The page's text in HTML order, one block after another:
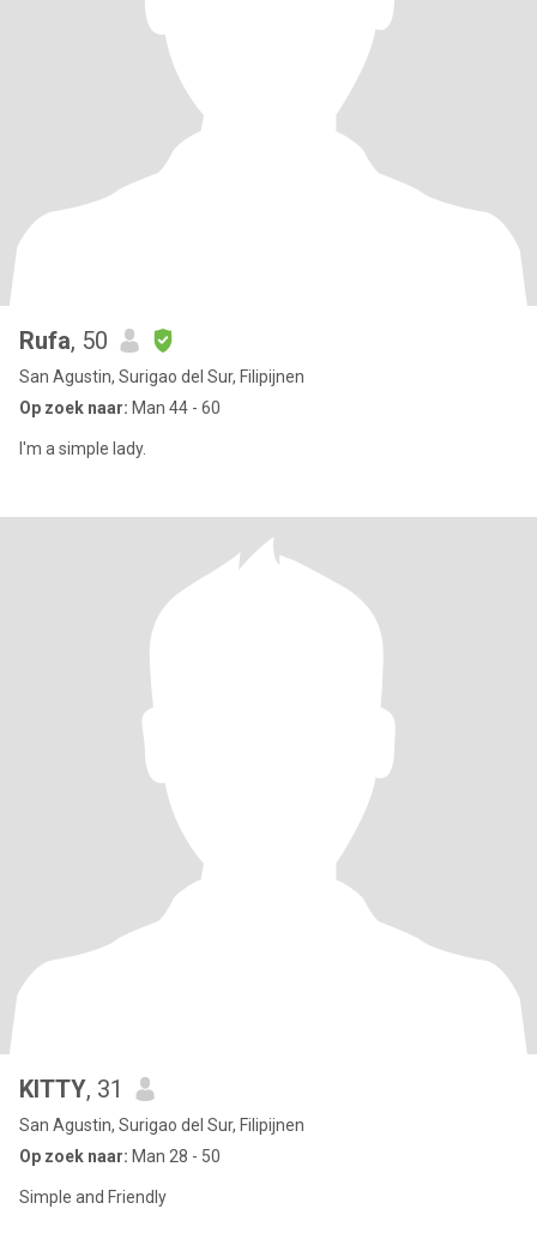
Rufa, 50
San Agustin, Surigao del Sur, Filipijnen
Op zoek naar: Man 44 - 60
I'm a simple lady.
KITTY, 31
San Agustin, Surigao del Sur, Filipijnen
Op zoek naar: Man 28 - 50
Simple and Friendly